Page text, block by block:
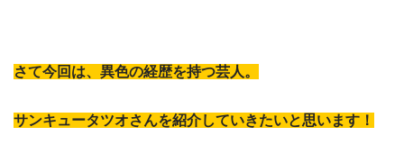
さて今回は、異色の経歴を持つ芸人。
サンキュータツオさんを紹介していきたいと思います！